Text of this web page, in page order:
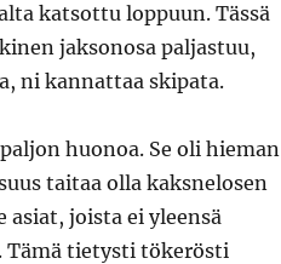
katsottu loppuun. Tässä
jaksonosa paljastuu,
ni kannattaa skipata.
huonoa. Se oli hieman
taitaa olla kaksnelosen
joista ei yleensä
Tämä tietysti tökerösti